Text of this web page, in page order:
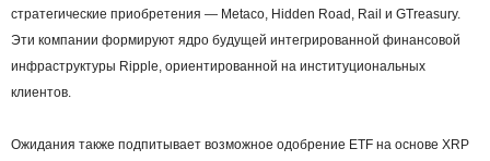
стратегические приобретения — Metaco, Hidden Road, Rail и GTreasury.
Эти компании формируют ядро будущей интегрированной финансовой
инфраструктуры Ripple, ориентированной на институциональных
клиентов.
Ожидания также подпитывает возможное одобрение ETF на основе XRP